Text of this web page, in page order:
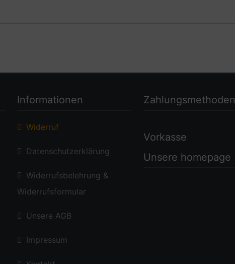
Informationen
Widerruf
Datenschutzerklärung
Widerrufsbelehrung &
Widerrufsformular
Unsere AGB
Impressum
Zahlungsmethoden
Vorkasse
Unsere homepage